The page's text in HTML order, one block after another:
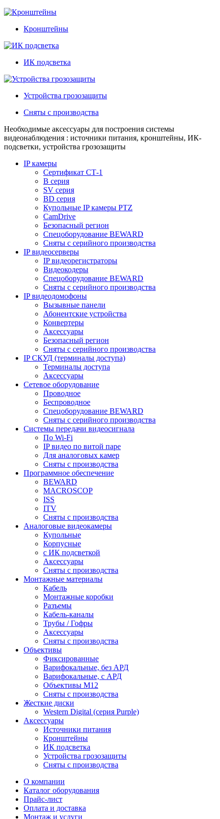
Кронштейны
ИК подсветка
Устройства грозозащиты
Сняты с производства
Необходимые аксессуары для построения системы
видеонаблюдения : источники питания, кронштейны, ИК-
подсветки, устройства грозозащиты
IP камеры
Сертификат СТ-1
B серия
SV серия
BD серия
Купольные IP камеры PTZ
CamDrive
Безопасный регион
Спецоборудование BEWARD
Сняты с серийного производства
IP видеосерверы
IP видеорегистраторы
Видеокодеры
Спецоборудование BEWARD
Сняты с серийного производства
IP видеодомофоны
Вызывные панели
Абонентские устройства
Конвертеры
Аксессуары
Безопасный регион
Сняты с серийного производства
IP СКУД (терминалы доступа)
Терминалы доступа
Аксессуары
Сетевое оборудование
Проводное
Беспроводное
Спецоборудование BEWARD
Сняты с серийного производства
Системы передачи видеосигнала
По Wi-Fi
IP видео по витой паре
Для аналоговых камер
Сняты с производства
Программное обеспечение
BEWARD
MACROSCOP
ISS
ITV
Сняты с производства
Аналоговые видеокамеры
Купольные
Корпусные
c ИК подсветкой
Аксессуары
Сняты с производства
Монтажные материалы
Кабель
Монтажные коробки
Разъемы
Кабель-каналы
Трубы / Гофры
Аксессуары
Сняты с производства
Объективы
Фиксированные
Варифокальные, без АРД
Варифокальные, с АРД
Объективы M12
Сняты с производства
Жесткие диски
Western Digital (серия Purple)
Аксессуары
Источники питания
Кронштейны
ИК подсветка
Устройства грозозащиты
Сняты с производства
О компании
Каталог оборудования
Прайс-лист
Оплата и доставка
Монтаж и услуги